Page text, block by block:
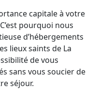
capitale à votre
pourquoi nous
d’hébergements
lieux saints de La
de vous
sans vous soucier de
séjour.